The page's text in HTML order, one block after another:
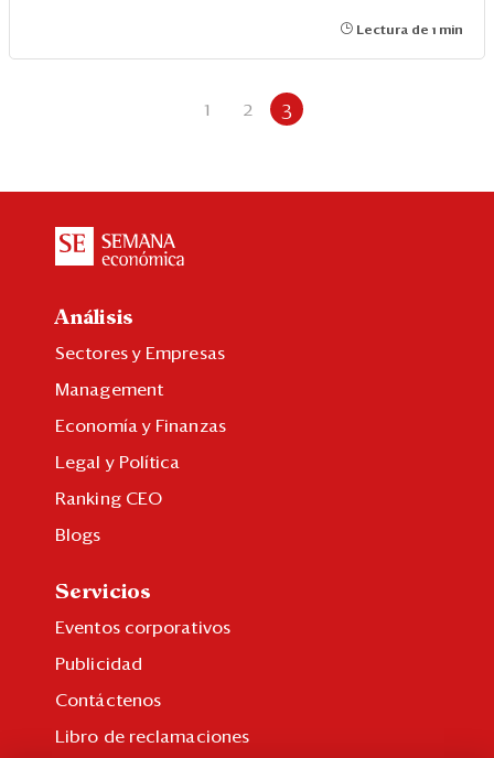
Lectura de 1 min
1 2 3
Análisis
Sectores y Empresas
Management
Economía y Finanzas
Legal y Política
Ranking CEO
Blogs
Servicios
Eventos corporativos
Publicidad
Contáctenos
Libro de reclamaciones